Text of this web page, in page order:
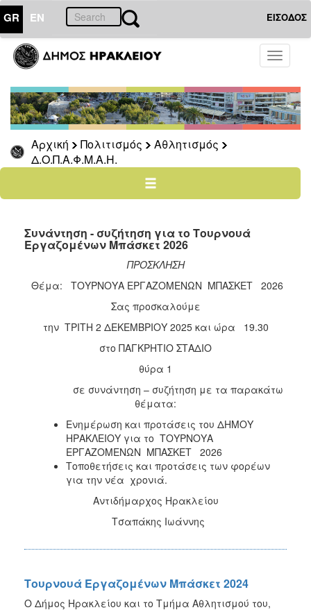
GR EN ΕΙΣΟΔΟΣ
Toggle
Αρχική Πολιτισμός
Αθλητισμός
Δ.Ο.Π.Α.Φ.Μ.Α.Η.
ΠΟΛΙΤΙΣΜΟΣ
Ποδήλατα
Ο
ΔΗΜΟΣΣυνάντηση - συζήτηση για το Τουρνουά
Εργαζομένων Μπάσκετ 2026
ΠΡΟΣΚΛΗΣΗ
Θέμα: ΤΟΥΡΝΟΥΑ ΕΡΓΑΖΟΜΕΝΩΝ ΜΠΑΣΚΕΤ 2026
Σας προσκαλούμε
την ΤΡΙΤΗ 2 ΔΕΚΕΜΒΡΙΟΥ 2025 και ώρα 19.30
στο ΠΑΓΚΡΗΤΙΟ ΣΤΑΔΙΟ
θύρα 1
σε συνάντηση – συζήτηση με τα παρακάτω
θέματα:
Ενημέρωση και προτάσεις του ΔΗΜΟΥ
ΗΡΑΚΛΕΙΟΥ για το ΤΟΥΡΝΟΥΑ
ΕΡΓΑΖΟΜΕΝΩΝ ΜΠΑΣΚΕΤ 2026
Τοποθετήσεις και προτάσεις των φορέων
για την νέα χρονιά.
Αντιδήμαρχος Ηρακλείου
Τσαπάκης Ιωάννης
Τουρνουά Εργαζομένων Μπάσκετ 2024
Ο Δήμος Ηρακλείου και το Τμήμα Αθλητισμού του,